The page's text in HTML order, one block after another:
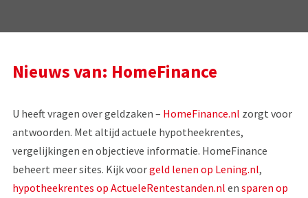
Nieuws van: HomeFinance
U heeft vragen over geldzaken – HomeFinance.nl zorgt voor
antwoorden. Met altijd actuele hypotheekrentes,
vergelijkingen en objectieve informatie. HomeFinance
beheert meer sites. Kijk voorgeld lenen op Lening.nl,
hypotheekrentes op ActueleRentestanden.nl en sparen op